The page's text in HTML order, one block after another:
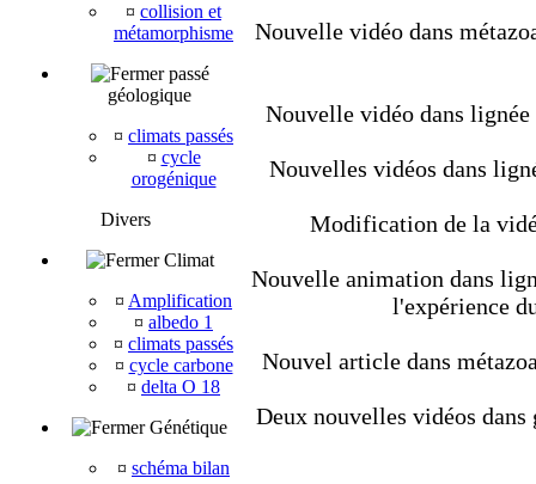
¤ collision et
métamorphisme
passé
géologique
¤ climats passés
¤ cycle
orogénique
Divers
Climat
¤ Amplification
¤ albedo 1
¤ climats passés
¤ cycle carbone
¤ delta O 18
Génétique
¤ schéma bilan
Nouvelle vidéo dans
Nouvelle vidéo dans
Nouvelles vidéos dans
Modification de la
Nouvelle animation dans
l'expérience
Nouvel article dans
Deux nouvelles vidéos